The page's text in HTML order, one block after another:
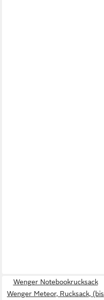
Wenger Notebookrucksack
Wenger Meteor, Rucksack, (bis